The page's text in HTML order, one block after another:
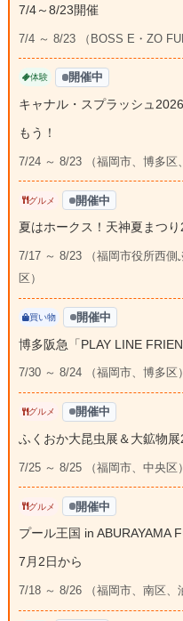
7/4～8/23開催
7/4 ～ 8/23 （BOSS E・ZO
体験 開催中
キャナル・スプラッシュ
もう！
7/24 ～ 8/23 （福岡市、博多区
グルメ 開催中
夏はホークス！天神夏まつ
7/17 ～ 8/23 （福岡市役所西側
区）
買い物 開催中
博多阪急「PLAY LINE
7/30 ～ 8/24 （福岡市、博多区）
グルメ 開催中
ふくおか大昆虫展＆大鉱物
7/25 ～ 8/25 （福岡市、中央区）
グルメ 開催中
プール王国 in ABURAYAMA
7月2日から
7/18 ～ 8/26 （福岡市、南区、